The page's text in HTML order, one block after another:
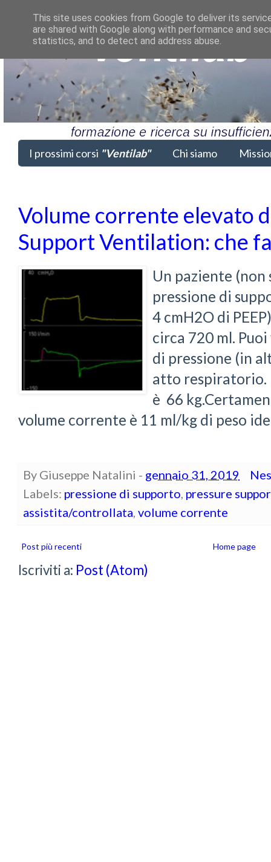
I prossimi corsi "Ventilab" Chi siamo
Volume corrente elevato
Support Ventilation: che
Un paziente (non
pressione di
4 cmH2O di
circa 720 ml.
di pressione (in
atto respiratorio.
è 66
volume corrente è 11 ml/kg di peso
By Giuseppe Natalini - gennaio 31, 2019
Labels: pressione di supporto, pressure
assistita/controllata, volume corrente
Post più recenti Home page
Iscriviti a: Post (Atom)
This site uses cookies from Google to deliver its
are shared with Google along with performance and
statistics, and to detect and address abuse.